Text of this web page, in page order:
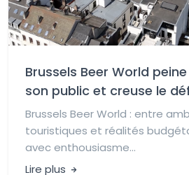
Brussels Beer World
son public et creuse le
Brussels Beer World : entre
touristiques et réalités
avec enthousiasme...
Lire plus